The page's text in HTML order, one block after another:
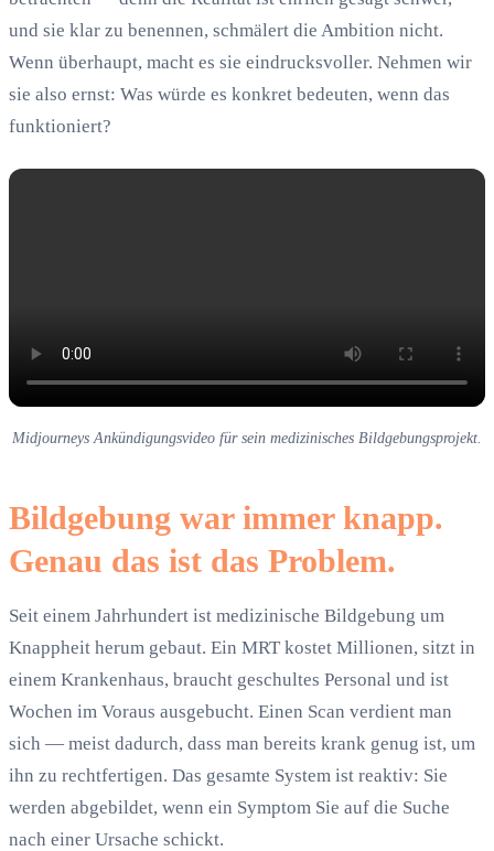
und sie klar zu benennen, schmälert die Ambition nicht.
Wenn überhaupt, macht es sie eindrucksvoller. Nehmen wir
sie also ernst: Was würde es konkret bedeuten, wenn das
funktioniert?
Midjourneys Ankündigungsvideo für sein medizinisches Bildgebungsprojekt.
Bildgebung war immer knapp.
Genau das ist das Problem.
Seit einem Jahrhundert ist medizinische Bildgebung um
Knappheit herum gebaut. Ein MRT kostet Millionen, sitzt in
einem Krankenhaus, braucht geschultes Personal und ist
Wochen im Voraus ausgebucht. Einen Scan verdient man
sich — meist dadurch, dass man bereits krank genug ist, um
ihn zu rechtfertigen. Das gesamte System ist reaktiv: Sie
werden abgebildet, wenn ein Symptom Sie auf die Suche
nach einer Ursache schickt.